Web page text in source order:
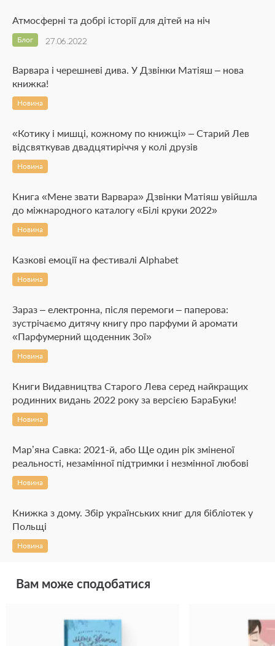
Атмосферні та добрі історії для дітей на ніч
27.06.2022
Блог
Варвара і черешневі дива. У Дзвінки Матіяш – нова
книжка!
Новина
«Котику і мишці, кожному по книжці» – Старий Лев
відсвяткував двадцятиріччя у колі друзів
Новина
Книга «Мене звати Варвара» Дзвінки Матіяш увійшла
до міжнародного каталогу «Білі круки 2022»
Новина
Казкові емоції на фестивалі Alphabet
Новина
Зараз – електронна, після перемоги – паперова:
зустрічаємо дитячу книгу про парфуми й аромати
«Парфумерний щоденник Зої»
Новина
Книги Видавництва Старого Лева серед найкращих
родинних видань 2022 року за версією БараБуки!
Новина
Мар’яна Савка: 2021-й, або Ще один рік зміненої
реальності, незамінної підтримки і незмінної любові
Новина
Книжка з дому. Збір українських книг для бібліотек у
Польщі
Новина
Вам може сподобатися